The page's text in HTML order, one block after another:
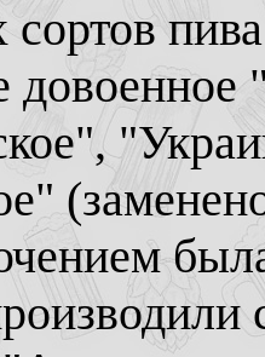
довоенное